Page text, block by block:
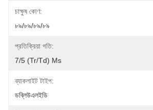
চাক্ষুষ কোণ:
৮৯/৮৯/৮৯/৮৯
প্রতিক্রিয়া গতি:
7/5 (Tr/Td) Ms
ব্যাকলাইট টাইপ:
ডব্লিউএলইডি